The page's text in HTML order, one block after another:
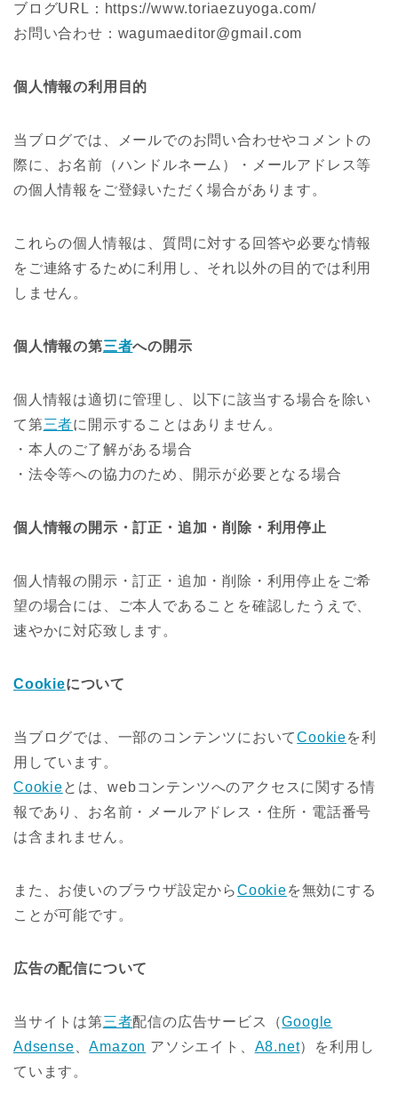
ブログURL：https://www.toriaezuyoga.com/
お問い合わせ：wagumaeditor@gmail.com
個人情報の利用目的
当ブログでは、メールでのお問い合わせやコメントの
際に、お名前（ハンドルネーム）・メールアドレス等
の個人情報をご登録いただく場合があります。
これらの個人情報は、質問に対する回答や必要な情報
をご連絡するために利用し、それ以外の目的では利用
しません。
個人情報の第三者への開示
個人情報は適切に管理し、以下に該当する場合を除い
て第三者に開示することはありません。
・本人のご了解がある場合
・法令等への協力のため、開示が必要となる場合
個人情報の開示・訂正・追加・削除・利用停止
個人情報の開示・訂正・追加・削除・利用停止をご希
望の場合には、ご本人であることを確認したうえで、
速やかに対応致します。
Cookieについて
当ブログでは、一部のコンテンツにおいてCookieを利
用しています。
Cookieとは、webコンテンツへのアクセスに関する情
報であり、お名前・メールアドレス・住所・電話番号
は含まれません。
また、お使いのブラウザ設定からCookieを無効にする
ことが可能です。
広告の配信について
当サイトは第三者配信の広告サービス（Google
Adsense 、Amazon アソシエイト、 A8.net）を利用し
ています。